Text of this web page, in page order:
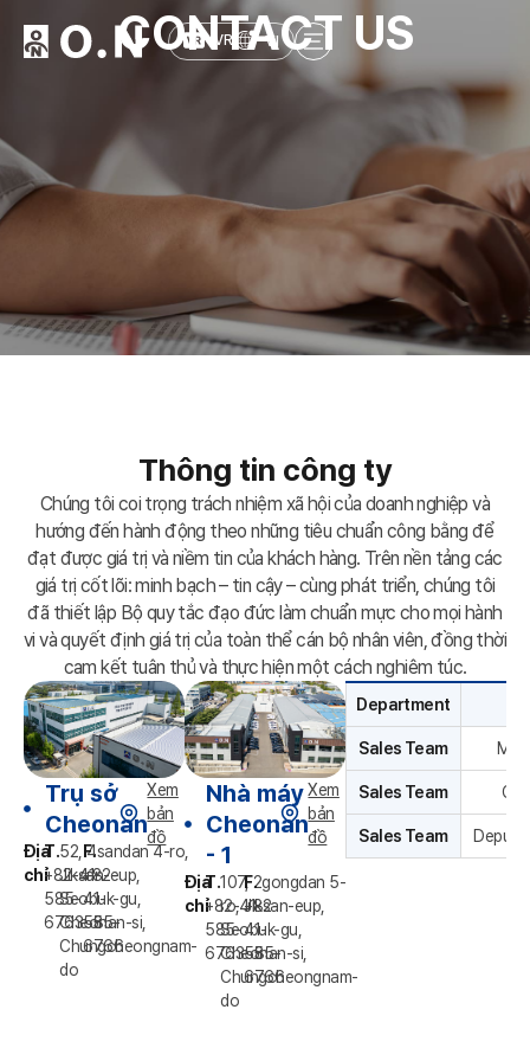
VR VI
CONTACT US
Thông tin công ty
Chúng tôi coi trọng trách nhiệm xã hội của doanh nghiệp và
hướng đến hànhđộng theo những tiêu chuẩn công bằng để
đạt được giá trị và niềm tin của khách hàng. Trên nền tảng các
giá trị cốt lõi: minh bạch – tin cậy – cùng phát triển, chúng tôi
đã thiết lập Bộ quy tắc đạo đức làm chuẩn mực cho mọi hành
vi và quyết định giá trị của toàn thể cán bộ nhân viên,đồng thời
cam kết tuân thủ và thực hiện một cách nghiêm túc.
Trụ sở
Cheonan
Địa
chỉ
52, 4sandan 4-ro,
Jiksan-eup,
Seobuk-gu,
Cheonan-si,
Chungcheongnam-
do
T.
+82-41-
585-
6763~5
F.
+82-
41-
585-
6766
Xem
bản
đồ
Nhà máy
Cheonan
- 1
Địa
chỉ
107, 2gongdan 5-
ro, Jiksan-eup,
Seobuk-gu,
Cheonan-si,
Chungcheongnam-
do
T.
+82-41-
585-
6763~5
F.
+82-
41-
585-
6766
Xem
bản
đồ
Department
Sales Team
Sales Team
Sales Team Deputy